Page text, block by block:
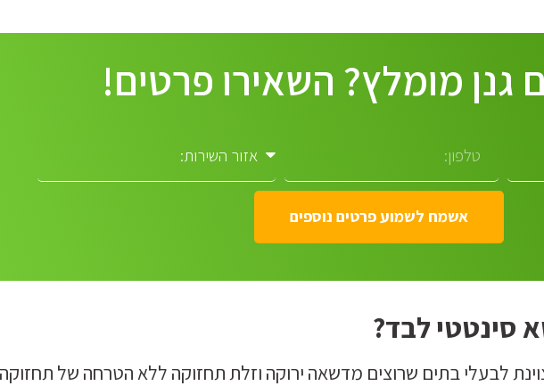
גנן מומלץ? השאירו פרטים!
אשמח לשמוע פרטים נוספים
סינטטי לבד?
לבעלי בתים שרוצים מדשאה ירוקה וזלת תחזוקה ללא הטרחה של תחזוקה